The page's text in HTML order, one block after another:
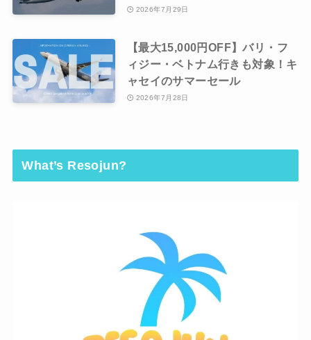
2026年7月29日
【最大15,000円OFF】バリ・フ
ィジー・ベトナム行きも対象！キ
ャセイのサマーセール
2026年7月28日
What’s Resojun?